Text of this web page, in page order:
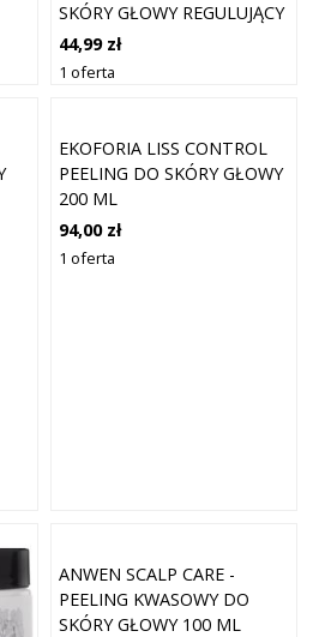
SKÓRY GŁOWY REGULUJĄCY
SEBUM 150ML
44,99 zł
1 oferta
EKOFORIA LISS CONTROL
PEELING DO SKÓRY GŁOWY
200 ML
94,00 zł
1 oferta
ANWEN SCALP CARE -
PEELING KWASOWY DO
SKÓRY GŁOWY 100 ML